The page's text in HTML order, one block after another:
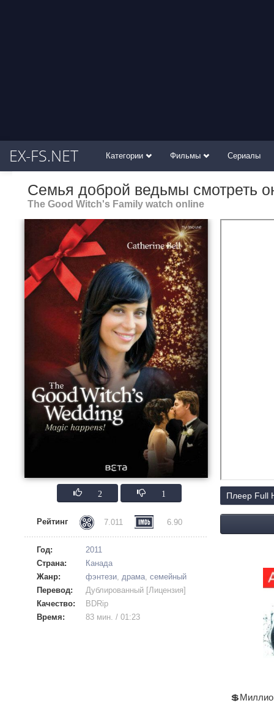
EX-FS.NET Категории Фильмы Сериалы
Семья доброй ведьмы смотреть
The Good Witch's Family watch online
2 1
Рейтинг 7.011 6.90
Год:
2011
Страна:
Канада
Жанр:
фэнтези, драма, семейный
Перевод:
Дублированный [Лицензия]
Качество:
BDRip
Время:
83 мин. / 01:23
Плеер Full